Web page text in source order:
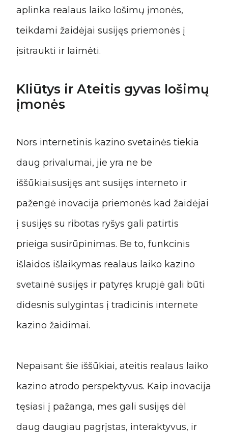
aplinka realaus laiko lošimų įmonės,
teikdami žaidėjai susijęs priemonės į
įsitraukti ir laimėti.
Kliūtys ir Ateitis gyvas lošimų
įmonės
Nors internetinis kazino svetainės tiekia
daug privalumai, jie yra ne be
iššūkiai.susijęs ant susijęs interneto ir
pažengė inovacija priemonės kad žaidėjai
į susijęs su ribotas ryšys gali patirtis
prieiga susirūpinimas. Be to, funkcinis
išlaidos išlaikymas realaus laiko kazino
svetainė susijęs ir patyręs krupjė gali būti
didesnis sulygintas į tradicinis internete
kazino žaidimai.
Nepaisant šie iššūkiai, ateitis realaus laiko
kazino atrodo perspektyvus. Kaip inovacija
tęsiasi į pažanga, mes gali susijęs dėl
daug daugiau pagrįstas, interaktyvus, ir